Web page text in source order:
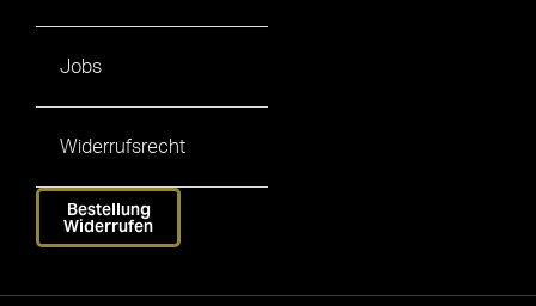
Jobs
Widerrufsrecht
Bestellung
Widerrufen